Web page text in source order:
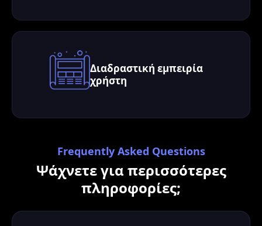
Διαδραστική εμπειρία
χρήστη
Frequently Asked Questions
Ψάχνετε για περισσότερες
πληροφορίες;